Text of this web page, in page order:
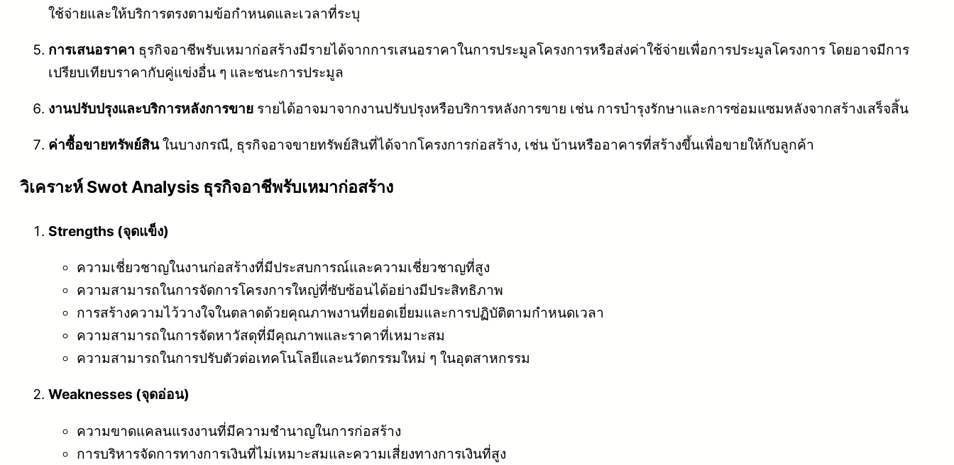
ใช้จ่ายและให้บริการตรงตามข้อกำหนดและเวลาที่ระบุ
การเสนอราคา ธุรกิจอาชีพรับเหมาก่อสร้างมีรายได้จากการเสนอราคาในการประมูลโครงการหรือส่งค่าใช้จ่ายเพื่อการประมูลโครงการ โดยอาจมีการ
เปรียบเทียบราคากับคู่แข่งอื่น ๆ และชนะการประมูล
งานปรับปรุงและบริการหลังการขาย รายได้อาจมาจากงานปรับปรุงหรือบริการหลังการขาย เช่น การบำรุงรักษาและการซ่อมแซมหลังจากสร้างเสร็จสิ้น
ค่าซื้อขายทรัพย์สินในบางกรณี, ธุรกิจอาจขายทรัพย์สินที่ได้จากโครงการก่อสร้าง, เช่น บ้านหรืออาคารที่สร้างขึ้นเพื่อขายให้กับลูกค้า
วิเคราะห์ Swot Analysis ธุรกิจอาชีพรับเหมาก่อสร้าง
Strengths (จุดแข็ง)
ความเชี่ยวชาญในงานก่อสร้างที่มีประสบการณ์และความเชี่ยวชาญที่สูง
ความสามารถในการจัดการโครงการใหญ่ที่ซับซ้อนได้อย่างมีประสิทธิภาพ
การสร้างความไว้วางใจในตลาดด้วยคุณภาพงานที่ยอดเยี่ยมและการปฏิบัติตามกำหนดเวลา
ความสามารถในการจัดหาวัสดุที่มีคุณภาพและราคาที่เหมาะสม
ความสามารถในการปรับตัวต่อเทคโนโลยีและนวัตกรรมใหม่ ๆ ในอุตสาหกรรม
Weaknesses (จุดอ่อน)
ความขาดแคลนแรงงานที่มีความชำนาญในการก่อสร้าง
การบริหารจัดการทางการเงินที่ไม่เหมาะสมและความเสี่ยงทางการเงินที่สูง